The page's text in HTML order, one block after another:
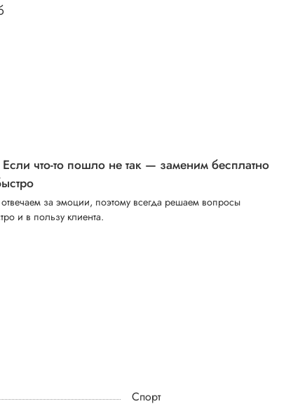
что-то пошло не так — заменим бесплатно
за эмоции, поэтому всегда решаем вопросы
и в пользу клиента.
Спорт